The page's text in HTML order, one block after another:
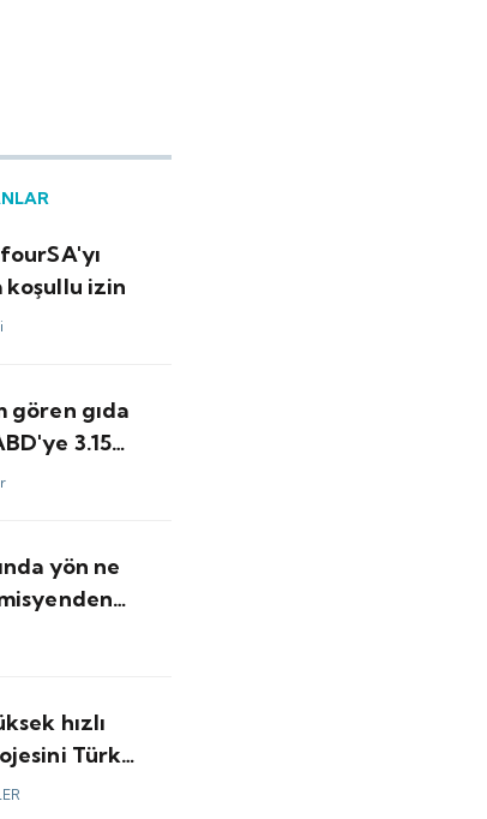
koşullu izin
gören gıda
3.15
satış
yön ne
hızlı
Türk